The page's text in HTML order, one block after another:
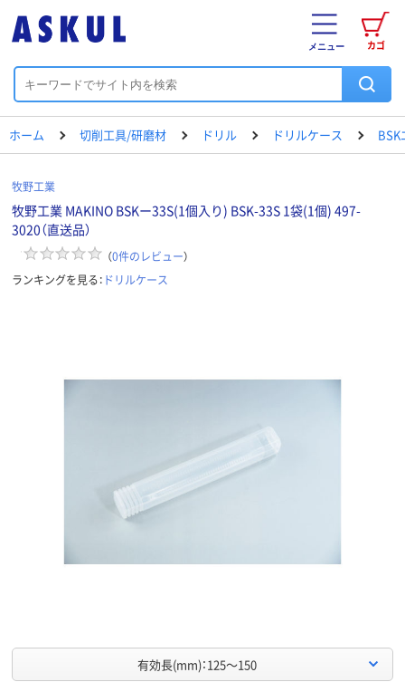
カゴ
メニュー
ホーム 切削工具/研磨材 ドリル ドリルケース BSK
牧野工業
牧野工業 MAKINO BSKー33S(1個入り) BSK-33S 1袋(1個) 497-
3020（直送品）
（0件のレビュー）
ランキングを見る： ドリルケース
有効長(mm)：125～150